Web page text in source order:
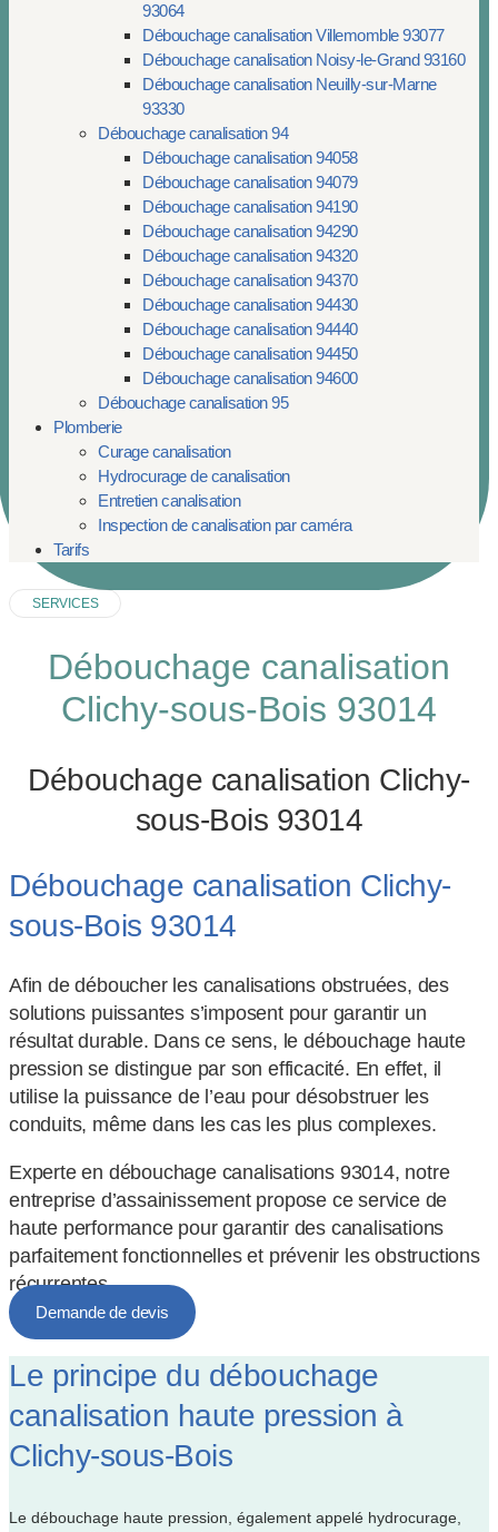
93064
Débouchage canalisation Villemomble 93077
Débouchage canalisation Noisy-le-Grand 93160
Débouchage canalisation Neuilly-sur-Marne
93330
Débouchage canalisation 94
Débouchage canalisation 94058
Débouchage canalisation 94079
Débouchage canalisation 94190
Débouchage canalisation 94290
Débouchage canalisation 94320
Débouchage canalisation 94370
Débouchage canalisation 94430
Débouchage canalisation 94440
Débouchage canalisation 94450
Débouchage canalisation 94600
Débouchage canalisation 95
Plomberie
Curage canalisation
Hydrocurage de canalisation
Entretien canalisation
Inspection de canalisation par caméra
Tarifs
SERVICES
Débouchage canalisation
Clichy-sous-Bois 93014
Débouchage canalisation Clichy-
sous-Bois 93014
Débouchage canalisation Clichy-
sous-Bois 93014
Afin de déboucher les canalisations obstruées, des
solutions puissantes s’imposent pour garantir un
résultat durable. Dans ce sens, le débouchage haute
pression se distingue par son efficacité. En effet, il
utilise la puissance de l’eau pour désobstruer les
conduits, même dans les cas les plus complexes.
Experte en débouchage canalisations 93014, notre
entreprise d’assainissement propose ce service de
haute performance pour garantir des canalisations
parfaitement fonctionnelles et prévenir les obstructions
récurrentes.
Demande de devis
Le principe du débouchage
canalisation haute pression à
Clichy-sous-Bois
Le débouchage haute pression, également appelé hydrocurage,